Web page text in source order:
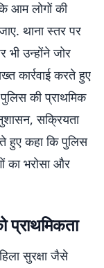
आम लोगों की
थाना स्तर पर
उन्होंने जोर
कार्रवाई करते हुए
की प्राथमिक
सक्रियता
हुए कहा कि पुलिस
का भरोसा और
प्राथमिकता
सुरक्षा जैसे